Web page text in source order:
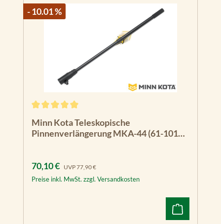
- 10.01 %
Minn Kota Teleskopische
Pinnenverlängerung MKA-44 (61-101
Verkaufspreis:
70,10 € UVP77,90 €
Preise inkl. MwSt. zzgl. Versandkosten